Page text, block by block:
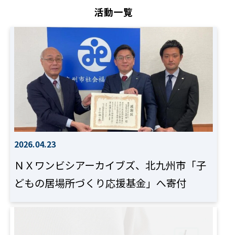
活動一覧
2026.04.23
ＮＸワンビシアーカイブズ、北九州市「子
どもの居場所づくり応援基金」へ寄付